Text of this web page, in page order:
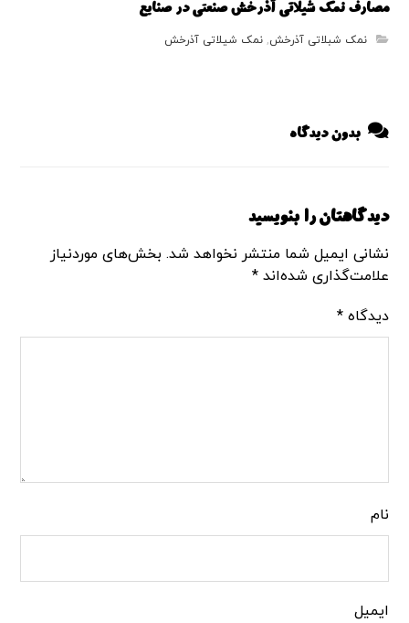
مصارف نمک شیلاتی آذرخش صنعتی در صنایع
نمک شبلاتی آذرخش,نمک شیلاتی آذرخش
بدون دیدگاه
دیدگاهتان را بنویسید
نشانی ایمیل شما منتشر نخواهد شد. بخش‌های موردنیاز
علامت‌گذاری شده‌اند*
دیدگاه*
نام
ایمیل